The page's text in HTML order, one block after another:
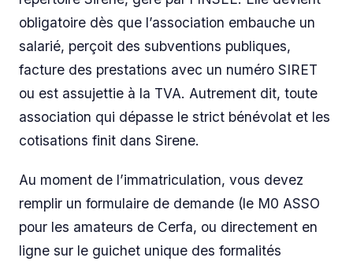
obligatoire dès que l’association embauche un
salarié, perçoit des subventions publiques,
facture des prestations avec un numéro SIRET
ou est assujettie à la TVA. Autrement dit, toute
association qui dépasse le strict bénévolat et les
cotisations finit dans Sirene.
Au moment de l’immatriculation, vous devez
remplir un formulaire de demande (le M0 ASSO
pour les amateurs de Cerfa, ou directement en
ligne sur le guichet unique des formalités